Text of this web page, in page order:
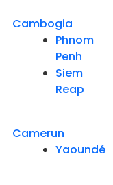
Cambogia
Phnom
Penh
Siem
Reap
Camerun
Yaoundé